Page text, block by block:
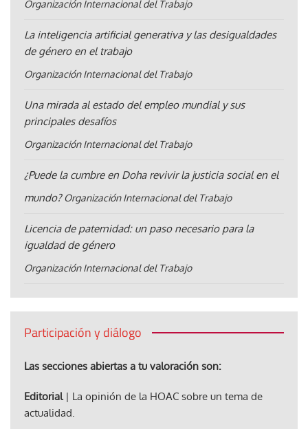
Organización Internacional del Trabajo
La inteligencia artificial generativa y las desigualdades
de género en el trabajo
Organización Internacional del Trabajo
Una mirada al estado del empleo mundial y sus
principales desafíos
Organización Internacional del Trabajo
¿Puede la cumbre en Doha revivir la justicia social en el
mundo? Organización Internacional del Trabajo
Licencia de paternidad: un paso necesario para la
igualdad de género
Organización Internacional del Trabajo
Participación y diálogo
Las secciones abiertas a tu valoración son:
Editorial| La opinión de la HOAC sobre un tema de
actualidad.